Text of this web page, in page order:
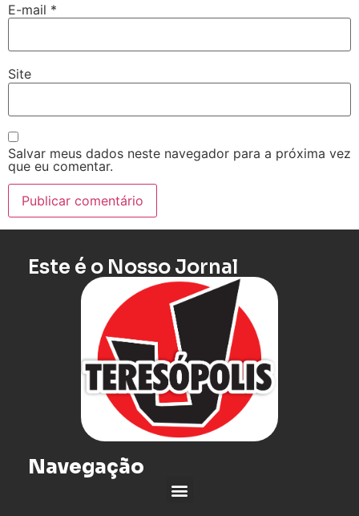
E-mail *
Site
Salvar meus dados neste navegador para a próxima vez
que eu comentar.
Este é o Nosso Jornal
Navegação